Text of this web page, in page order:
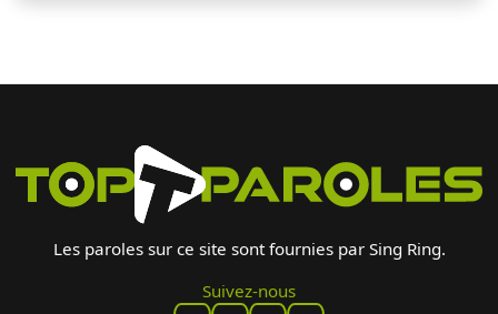
Les paroles sur ce site sont fournies par Sing Ring.
Suivez-nous